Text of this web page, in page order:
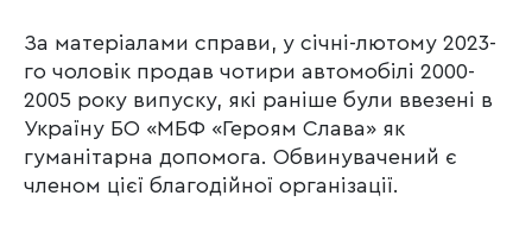
За матеріалами справи, у січні-лютому 2023-
го чоловік продав чотири автомобілі 2000-
2005 року випуску, які раніше були ввезені в
Україну БО «МБФ «Героям Слава» як
гуманітарна допомога. Обвинувачений є
членом цієї благодійної організації.